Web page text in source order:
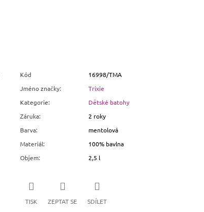
Kód
16998/TMA
Jméno značky:
Trixie
Kategorie:
Dětské batohy
Záruka:
2 roky
Barva:
mentolová
Materiál:
100% bavlna
Objem: 2,5 l
TISK ZEPTAT SE SDÍLET